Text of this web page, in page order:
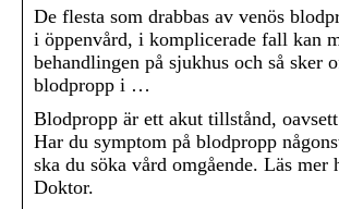
De flesta som drabbas av venös
i öppenvård, i komplicerade fall kan
behandlingen på sjukhus och så sker
blodpropp i …
Blodpropp är ett akut tillstånd,
Har du symptom på blodpropp
ska du söka vård omgående. Läs mer
Doktor.